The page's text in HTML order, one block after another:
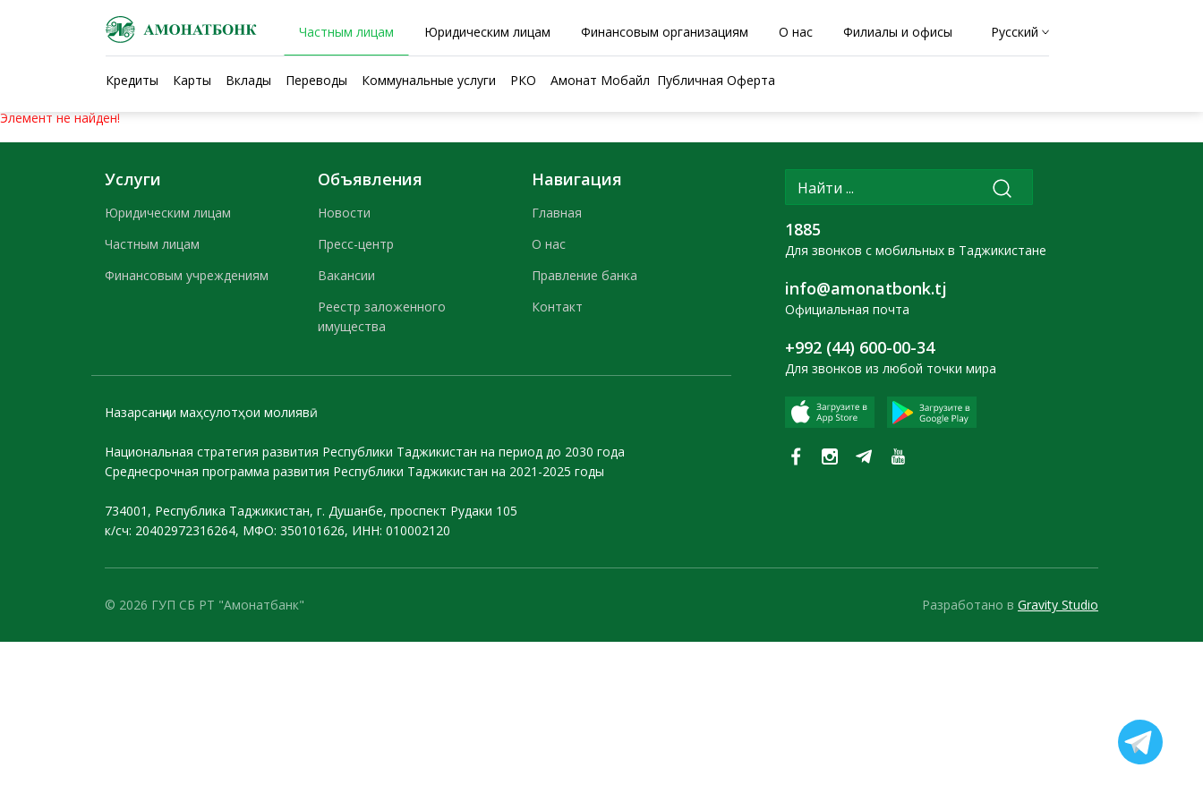
Частным лицам Юридическим лицам Финансовым организациям О нас Филиалы и офисы Русский
Кредиты Карты Вклады Переводы Коммунальные услуги РКО Амонат Мобайл Публичная Оферта
Элемент не найден!
Услуги
Юридическим лицам
Частным лицам
Финансовым учреждениям
Объявления
Новости
Пресс-центр
Вакансии
Реестр заложенного
имущества
Навигация
Главная
О нас
Правление банка
Контакт
Назарсанҷии маҳсулотҳои молиявӣ
Национальная стратегия развития Республики Таджикистан на период до 2030 года
Среднесрочная программа развития Республики Таджикистан на 2021-2025 годы
734001, Республика Таджикистан, г. Душанбе, проспект Рудаки 105
к/сч: 20402972316264, МФО: 350101626, ИНН: 010002120
1885
Для звонков с мобильных в Таджикистане
info@amonatbonk.tj
Официальная почта
+992 (44) 600-00-34
Для звонков из любой точки мира
© 2026 ГУП СБ РТ "Амонатбанк" Разработано в Gravity Studio